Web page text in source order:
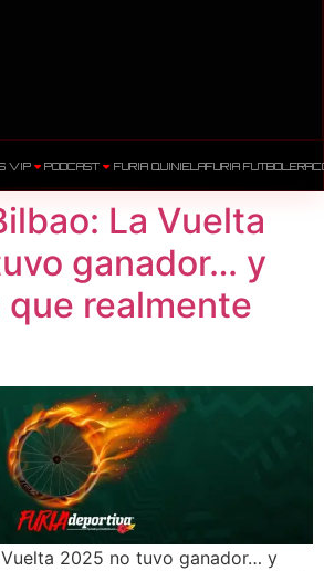
VIP PODCAST FURIA QUINIELAFURIA FUTBOLERA
La Vuelta
ganador… y
realmente
2025 no tuvo ganador… y